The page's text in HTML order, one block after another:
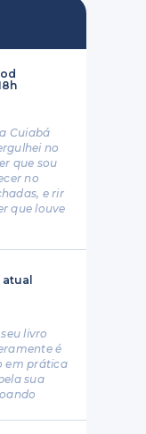
Cuiabá
no
que sou
no
e rir
que louve
livro
é
em prática
sua